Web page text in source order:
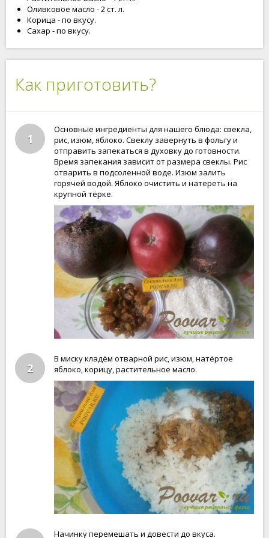
Оливковое масло - 2 ст. л.
Корица - по вкусу.
Сахар - по вкусу.
Как приготовить?
1
Основные ингредиенты для нашего блюда: свекла,
рис, изюм, яблоко. Свеклу завернуть в фольгу и
отправить запекаться в духовку до готовности.
Время запекания зависит от размера свеклы. Рис
отварить в подсоленной воде. Изюм залить
горячей водой. Яблоко очистить и натереть на
крупной тёрке.
2
В миску кладём отварной рис, изюм, натёртое
яблоко, корицу, растительное масло.
Начинку перемешать и довести до вкуса.